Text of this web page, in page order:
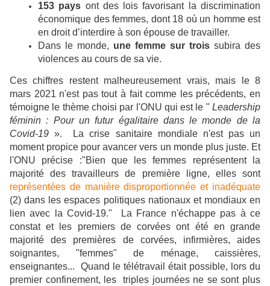
153 pays ont des lois favorisant la discrimination
économique des femmes, dont 18 où un homme est
en droit d’interdire à son épouse de travailler.
Dans le monde, une femme sur trois subira des
violences au cours de sa vie.
Ces chiffres restent malheureusement vrais, mais le 8
mars 2021 n'est pas tout à fait comme les précédents, en
témoigne le thème choisi par l'ONU qui est le " Leadership
féminin : Pour un futur égalitaire dans le monde de la
Covid-19 ». La crise sanitaire mondiale n'est pas un
moment propice pour avancer vers un monde plus juste. Et
l'ONU précise :"Bien que les femmes représentent la
majorité des travailleurs de première ligne, elles sont
représentées de manière disproportionnée et inadéquate
(2) dans les espaces politiques nationaux et mondiaux en
lien avec la Covid-19." La France n'échappe pas à ce
constat et les premiers de corvées ont été en grande
majorité des premières de corvées, infirmières, aides
soignantes, "femmes" de ménage, caissières,
enseignantes... Quand le télétravail était possible, lors du
premier confinement, les triples journées ne se sont plus